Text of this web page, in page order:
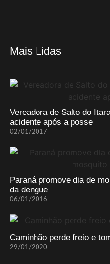
Mais Lidas
Vereadora de Salto do
acidente após a posse
02/01/2017
Paraná promove dia de
da dengue
06/01/2016
Caminhão perde freio e
29/01/2020